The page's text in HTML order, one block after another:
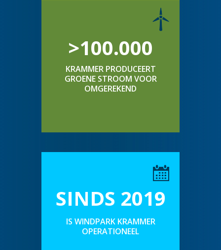
>100.000
KRAMMER PRODUCEERT
GROENE STROOM VOOR
OMGEREKEND
SINDS 2019
IS WINDPARK KRAMMER
OPERATIONEEL